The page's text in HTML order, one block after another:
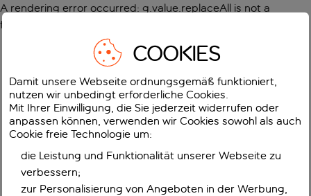
A rendering error occurred: g.value.replaceAll is not a
function
COOKIES
Damit unsere Webseite ordnungsgemäß funktioniert,
nutzen wir unbedingt erforderliche Cookies.
Mit Ihrer Einwilligung, die Sie jederzeit widerrufen oder
anpassen können, verwenden wir Cookies sowohl als auch
Cookie freie Technologie um:
die Leistung und Funktionalität unserer Webseite zu
verbessern;
zur Personalisierung von Angeboten in der Werbung,